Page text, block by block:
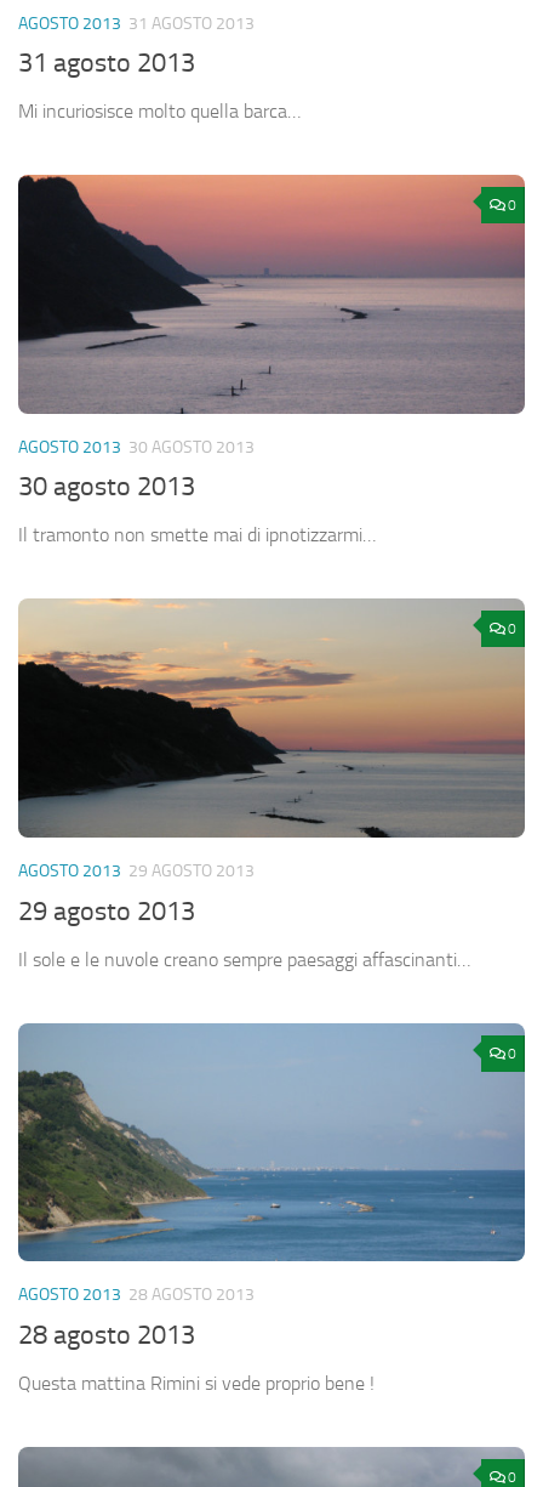
AGOSTO 2013 31 AGOSTO 2013
31 agosto 2013
Mi incuriosisce molto quella barca…
0
AGOSTO 2013 30 AGOSTO 2013
30 agosto 2013
Il tramonto non smette mai di ipnotizzarmi…
0
AGOSTO 2013 29 AGOSTO 2013
29 agosto 2013
Il sole e le nuvole creano sempre paesaggi affascinanti…
0
AGOSTO 2013 28 AGOSTO 2013
28 agosto 2013
Questa mattina Rimini si vede proprio bene !
0